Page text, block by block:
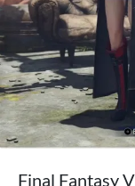
Final Fantasy